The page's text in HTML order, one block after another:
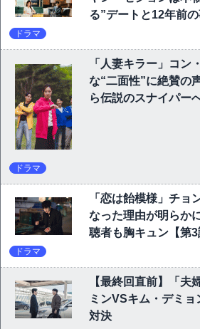
る”デートと12年前
ドラマ
「人妻キラー」コン
な“二面性”に絶賛の
ら伝説のスナイパー
ドラマ
「恋は飴模様」チョ
なった理由が明らか
聴者も胸キュン【第3
ドラマ
【最終回直前】「夫
ミンVSキム・デミ
対決